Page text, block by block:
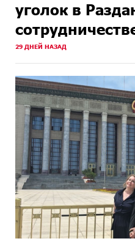
уголок в
29 ДНЕЙ НАЗАД